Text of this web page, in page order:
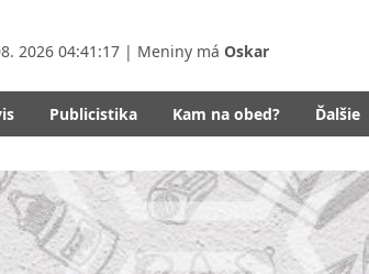
2026 04:41:18 | Meniny má Oskar
Publicistika Kam na obed? Ďalšie